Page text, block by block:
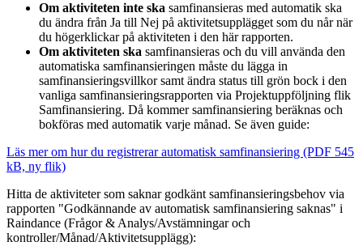
Om aktiviteten inte ska samfinansieras med automatik ska
du ändra från Ja till Nej på aktivitetsupplägget som du når när
du högerklickar på aktiviteten i den här rapporten.
Om aktiviteten ska samfinansieras och du vill använda den
automatiska samfinansieringen måste du lägga in
samfinansieringsvillkor samt ändra status till grön bock i den
vanliga samfinansieringsrapporten via Projektuppföljning flik
Samfinansiering. Då kommer samfinansiering beräknas och
bokföras med automatik varje månad. Se även guide:
Läs mer om hur du registrerar automatisk samfinansiering (PDF 545
kB, ny flik)
Hitta de aktiviteter som saknar godkänt samfinansieringsbehov via
rapporten "Godkännande av automatisk samfinansiering saknas" i
Raindance (Frågor & Analys/Avstämningaroch
kontroller/Månad/Aktivitetsupplägg):